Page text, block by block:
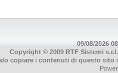
09/08/2026
Copyright © 2009 RTF Sistemi
o copiare i contenuti di questo